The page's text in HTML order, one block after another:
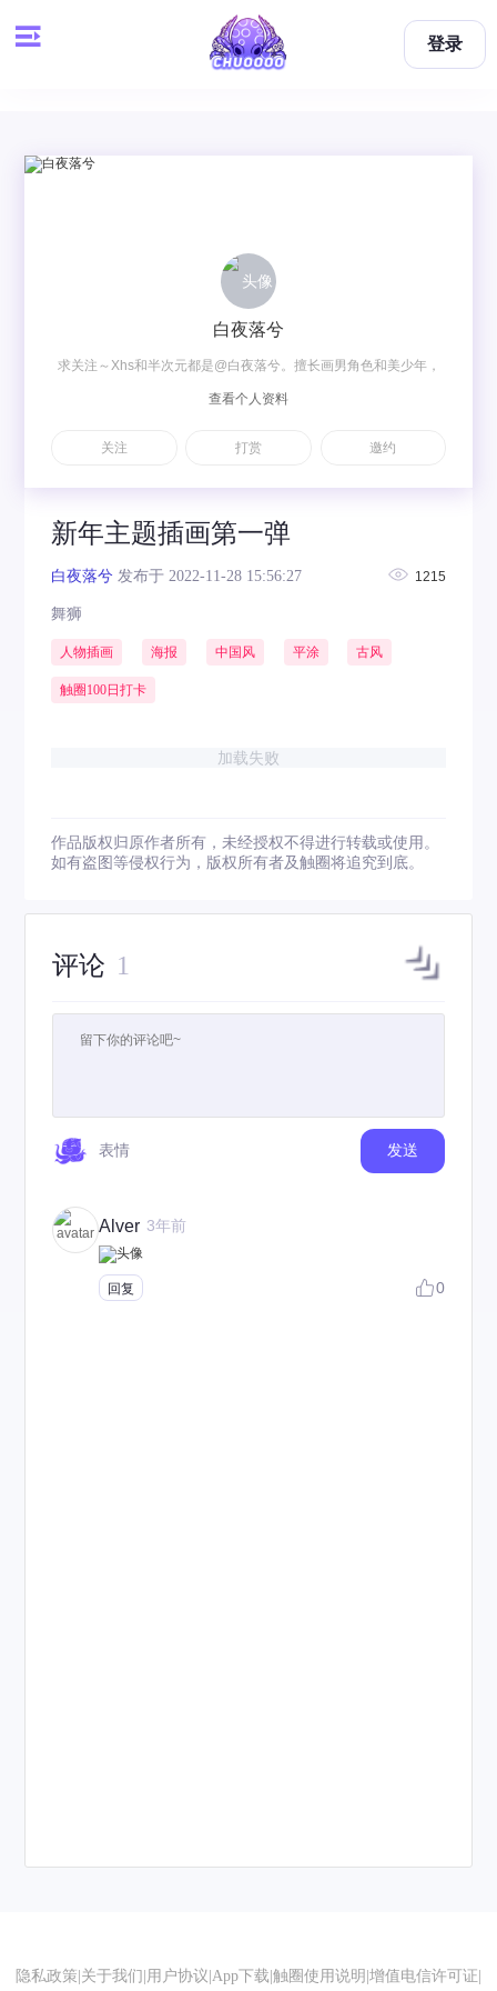
登录
新年主题插画第一弹
白夜落兮 发布于 2022-11-28 15:56:27 1215
舞狮
人物插画 海报 中国风 平涂 古风
触圈100日打卡
加载失败
作品版权归原作者所有，未经授权不得进行转载或使用。
如有盗图等侵权行为，版权所有者及触圈将追究到底。
评论 1
表情 发送
Alver 3年前
回复 0
白夜落兮
求关注～Xhs和半次元都是@白夜落兮。擅长画男角色和美少年，
查看个人资料
关注 打赏 邀约
隐私政策 关于我们 用户协议 App下载 触圈使用说明 增值电信许可证